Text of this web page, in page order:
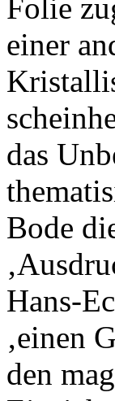
Folie
einer
das
Bode
Hans-
‚einen
den